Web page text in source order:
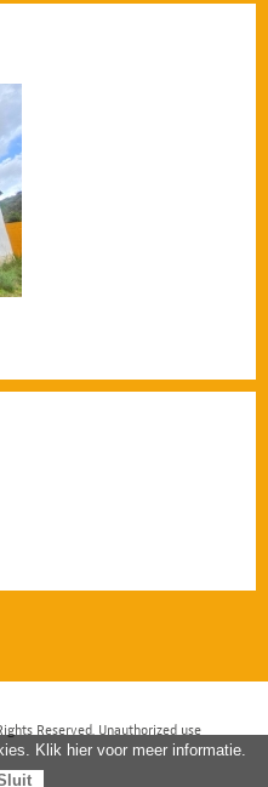
Reserved. Unauthorized use
Klik hier voor meer informatie.